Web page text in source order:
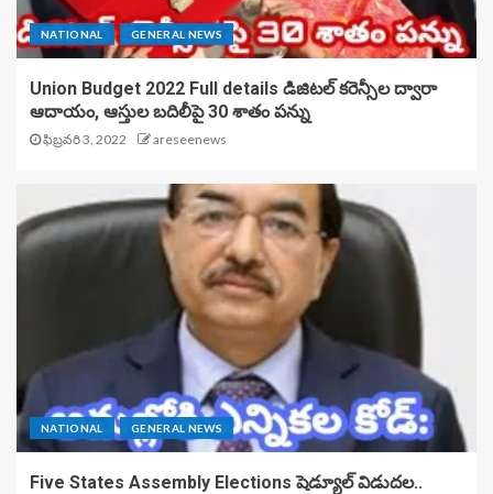
NATIONAL GENERAL NEWS
Union Budget 2022 Full details డిజిట‌ల్ క‌రెన్సీల ద్వారా
ఆదాయం, ఆస్తుల బ‌దిలీపై 30 శాతం ప‌న్ను
ఫిబ్రవరి 3, 2022 areseenews
NATIONAL GENERAL NEWS
Five States Assembly Elections షెడ్యూల్ విడుదల..